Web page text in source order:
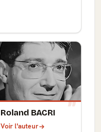
Roland BACRI
Voir l'auteur